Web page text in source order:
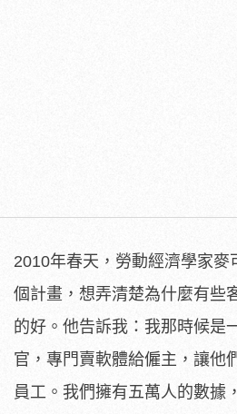
2010年春天，勞動經濟學家麥
個計畫，想弄清楚為什麼有些
的好。他告訴我：我那時候是
官，專門賣軟體給僱主，讓他
員工。我們擁有五萬人的數據